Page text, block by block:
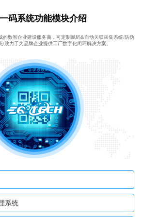
码系统功能模块介绍
的数智企业建设服务商，可定制赋码&自动关联采集系统/防伪
/致力于为品牌企业提供工厂数字化闭环解决方案。
系统